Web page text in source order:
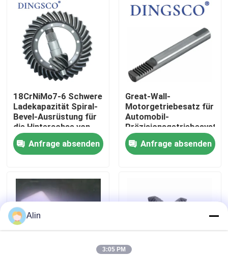
Videos
Über uns
Qualitätskontrolle
Kontakt mit uns
Neuigkeiten
Fälle
18CrNiMo7-6 Schwere
Ladekapazität Spiral-
Bevel-Ausrüstung für
die Hinterachse von
Fahrzeugen mit hoher
Geschwindigkeit
Anfrage absenden
Great-Wall-
Motorgetriebesatz für
Automobil-
Anfrage absenden
Alin
3:05 PM